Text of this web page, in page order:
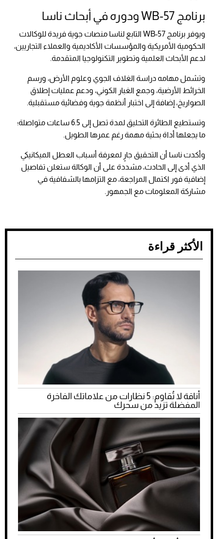
برنامج WB-57 ودوره في أبحاث ناسا
ويوفر برنامج WB-57 التابع لناسا منصات جوية فريدة للوكالات
الحكومية الأمريكية والمؤسسات الأكاديمية والعملاء التجاريين،
لدعم الأبحاث العلمية وتطوير التكنولوجيا المتقدمة.
وتشمل مهامه دراسة الغلاف الجوي وعلوم الأرض، ورسم
الخرائط الأرضية، وجمع الغبار الكوني، ودعم عمليات إطلاق
الصواريخ، إضافة إلى اختبار أنظمة جوية وفضائية مستقبلية.
وتستطيع الطائرة التحليق لمدة تصل إلى 6.5 ساعات متواصلة؛
ما يجعلها أداة بحثية مهمة رغم عمرها الطويل.
وأكدت ناسا أن التحقيق جارٍ لمعرفة أسباب العطل الميكانيكي
الذي أدى إلى الحادث، مشددة على أن الوكالة ستعلن تفاصيل
إضافية فور اكتمال المراجعة، مع التزامها بالشفافية في
مشاركة المعلومات مع الجمهور.
الأكثر قراءة
أناقة لا تُقاوم: 5 نظارات من علاماتك الفاخرة
المفضلة تزيد من سحرك